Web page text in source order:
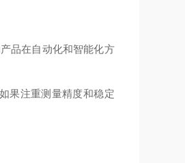
品在自动化和智能化方
果注重测量精度和稳定